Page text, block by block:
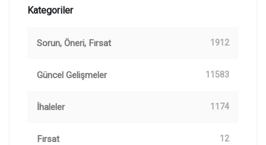
Kategoriler
Sorun, Öneri, Fırsat 1912
Güncel Gelişmeler 11583
İhaleler 1174
Fırsat 12